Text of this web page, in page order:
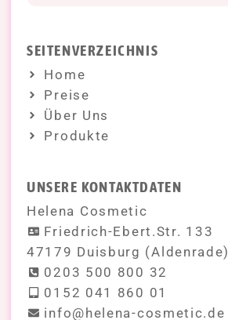
SEITENVERZEICHNIS
Home
Preise
Über Uns
Produkte
UNSERE KONTAKTDATEN
Helena Cosmetic
Friedrich-Ebert.Str. 133
47179 Duisburg (Aldenrade)
0203 500 800 32
0152 041 860 01
info@helena-cosmetic.de